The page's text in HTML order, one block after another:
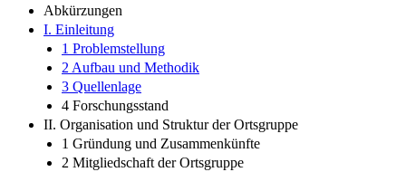
Abkürzungen
I. Einleitung
1 Problemstellung
2 Aufbau und Methodik
3 Quellenlage
4 Forschungsstand
II. Organisation und Struktur der Ortsgruppe
1 Gründung und Zusammenkünfte
2 Mitgliedschaft der Ortsgruppe